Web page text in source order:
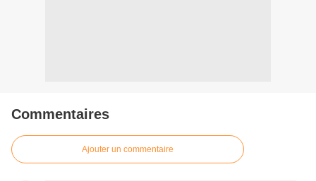
Commentaires
Ajouter un commentaire